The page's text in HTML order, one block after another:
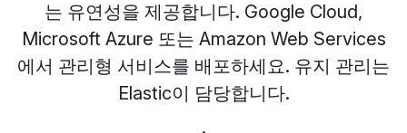
는 유연성을 제공합니다. Google Cloud,
Microsoft Azure 또는 Amazon Web Services
에서 관리형 서비스를 배포하세요. 유지 관리는
Elastic이 담당합니다.
.